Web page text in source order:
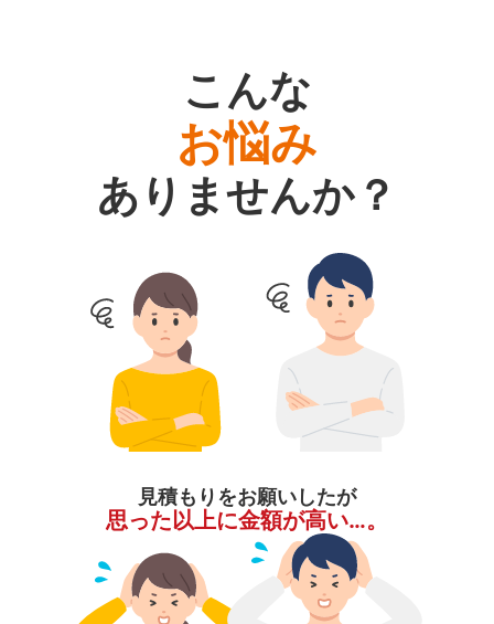
こんな
お悩み
ありませんか？
見積もりをお願いしたが
思った以上に金額が高い…。